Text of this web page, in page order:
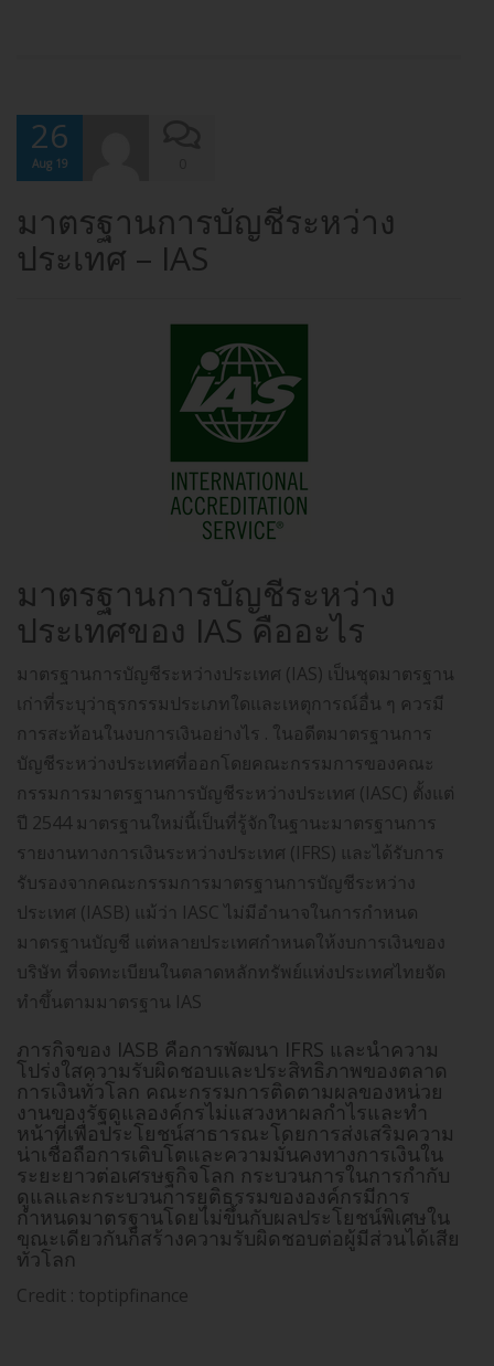
26
Aug 19
มาตรฐานการบัญชีระหว่าง
ประเทศ – IAS
มาตรฐานการบัญชีระหว่าง
ประเทศของ IAS คืออะไร
มาตรฐานการบัญชีระหว่างประเทศ (IAS) เป็นชุดมาตรฐาน
เก่าที่ระบุว่าธุรกรรมประเภทใดและเหตุการณ์อื่น ๆ ควรมี
การสะท้อนในงบการเงินอย่างไร . ในอดีตมาตรฐานการ
บัญชีระหว่างประเทศที่ออกโดยคณะกรรมการของคณะ
กรรมการมาตรฐานการบัญชีระหว่างประเทศ (IASC) ตั้งแต่
ปี 2544 มาตรฐานใหม่นี้เป็นที่รู้จักในฐานะมาตรฐานการ
รายงานทางการเงินระหว่างประเทศ (IFRS) และได้รับการ
รับรองจากคณะกรรมการมาตรฐานการบัญชีระหว่าง
ประเทศ (IASB) แม้ว่า IASC ไม่มีอำนาจในการกำหนด
มาตรฐานบัญชี แต่หลายประเทศกำหนดให้งบการเงินของ
บริษัท ที่จดทะเบียนในตลาดหลักทรัพย์แห่งประเทศไทยจัด
ทำขึ้นตามมาตรฐาน IAS
ภารกิจของ IASB คือการพัฒนา IFRS และนำความ
โปร่งใสความรับผิดชอบและประสิทธิภาพของตลาด
การเงินทั่วโลก คณะกรรมการติดตามผลของหน่วย
งานของรัฐดูแลองค์กรไม่แสวงหาผลกำไรและทำ
หน้าที่เพื่อประโยชน์สาธารณะโดยการส่งเสริมความ
น่าเชื่อถือการเติบโตและความมั่นคงทางการเงินใน
ระยะยาวต่อเศรษฐกิจโลก กระบวนการในการกำกับ
ดูแลและกระบวนการยุติธรรมขององค์กรมีการ
กำหนดมาตรฐานโดยไม่ขึ้นกับผลประโยชน์พิเศษใน
ขณะเดียวกันก็สร้างความรับผิดชอบต่อผู้มีส่วนได้เสีย
ทั่วโลก
Credit : toptipfinance